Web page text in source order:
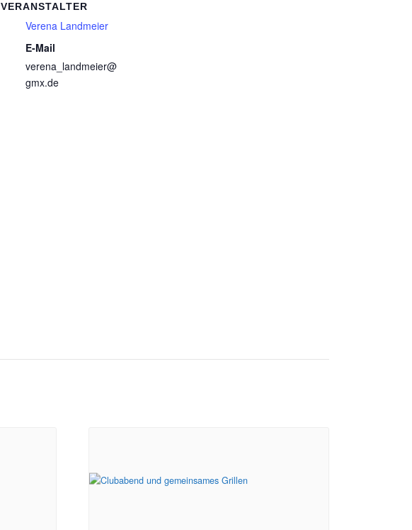
VERANSTALTER
Verena Landmeier
E-Mail
verena_landmeier@
gmx.de